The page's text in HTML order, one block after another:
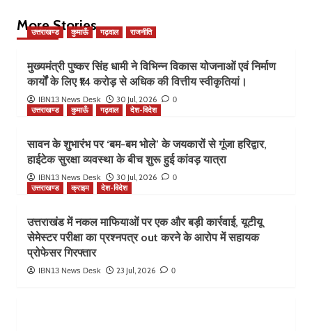
More Stories
उत्तराखण्ड कुमाऊँ गढ़वाल राजनीति
मुख्यमंत्री पुष्कर सिंह धामी ने विभिन्न विकास योजनाओं एवं निर्माण
कार्यों के लिए ₹14 करोड़ से अधिक की वित्तीय स्वीकृतियां।
IBN13 News Desk 30 Jul, 2026 0
उत्तराखण्ड कुमाऊँ गढ़वाल देश-विदेश
सावन के शुभारंभ पर ‘बम-बम भोले’ के जयकारों से गूंजा हरिद्वार,
हाईटेक सुरक्षा व्यवस्था के बीच शुरू हुई कांवड़ यात्रा
IBN13 News Desk 30 Jul, 2026 0
उत्तराखण्ड क्राइम देश-विदेश
उत्तराखंड में नकल माफियाओं पर एक और बड़ी कार्रवाई, यूटीयू
सेमेस्टर परीक्षा का प्रश्नपत्र out करने के आरोप में सहायक
प्रोफेसर गिरफ्तार
IBN13 News Desk 23 Jul, 2026 0